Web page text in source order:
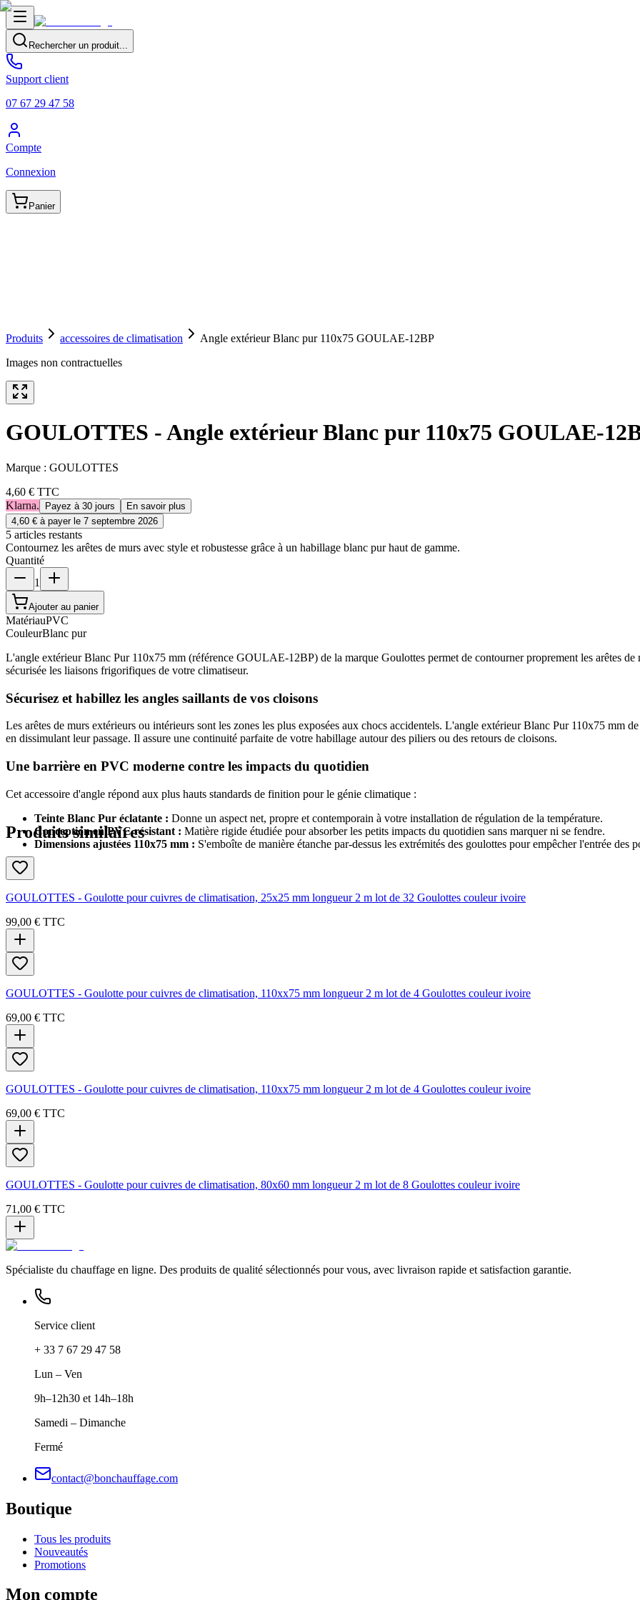
Rechercher un produit...
Support client
07 67 29 47 58
Compte
Connexion
Panier
Produits accessoires de climatisation
Angle extérieur Blanc pur 110x75 GOULAE-12BP
Images non contractuelles
GOULOTTES - Angle extérieur Blanc pur 110x75 GOULAE-
Marque : GOULOTTES
4,60 € TTC
Klarna.
Payez à 30 jours
En savoir plus
4,60 € à payer le 7 septembre 2026
5 articles restants
Contournez les arêtes de murs avec style et robustesse grâce à un habillage blanc pur haut de gamme.
Quantité
1
Ajouter au panier
MatériauPVC
CouleurBlanc pur
L'angle extérieur Blanc Pur 110x75 mm (référence GOULAE-12BP) de la marque Goulottes permet de contourner proprement les arêtes
sécurisée les liaisons frigorifiques de votre climatiseur.
Sécurisez et habillez les angles saillants de vos cloisons
Les arêtes de murs extérieurs ou intérieurs sont les zones les plus exposées aux chocs accidentels. L'angle extérieur Blanc Pur 110x75 mm
en dissimulant leur passage. Il assure une continuité parfaite de votre habillage autour des piliers ou des retours de cloisons.
Une barrière en PVC moderne contre les impacts du quotidien
Cet accessoire d'angle répond aux plus hauts standards de finition pour le génie climatique :
Teinte Blanc Pur éclatante : Donne un aspect net, propre et contemporain à votre installation de régulation de la température.
Conception en PVC résistant : Matière rigide étudiée pour absorber les petits impacts du quotidien sans marquer ni se fendre.
Dimensions ajustées 110x75 mm : S'emboîte de manière étanche par-dessus les extrémités des goulottes pour empêcher l'entrée des
Produits similaires
GOULOTTES - Goulotte pour cuivres de climatisation, 25x25 mm longueur 2 m lot de 32 Goulottes couleur ivoire
99,00 € TTC
GOULOTTES - Goulotte pour cuivres de climatisation, 110xx75 mm longueur 2 m lot de 4 Goulottes couleur ivoire
69,00 € TTC
GOULOTTES - Goulotte pour cuivres de climatisation, 110xx75 mm longueur 2 m lot de 4 Goulottes couleur ivoire
69,00 € TTC
GOULOTTES - Goulotte pour cuivres de climatisation, 80x60 mm longueur 2 m lot de 8 Goulottes couleur ivoire
71,00 € TTC
Spécialiste du chauffage en ligne. Des produits de qualité sélectionnés pour vous, avec livraison rapide et satisfaction garantie.
Service client
+ 33 7 67 29 47 58
Lun – Ven
9h–12h30 et 14h–18h
Samedi – Dimanche
Fermé
contact@bonchauffage.com
Boutique
Tous les produits
Nouveautés
Promotions
Mon compte